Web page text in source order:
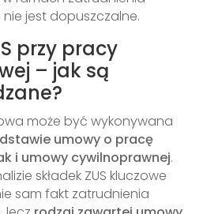
jest dopuszczalne.
przy pracy
– jak są
może być wykonywana
umowy o pracę
i umowy cywilnoprawnej.
składek ZUS kluczowe
sam fakt zatrudnienia